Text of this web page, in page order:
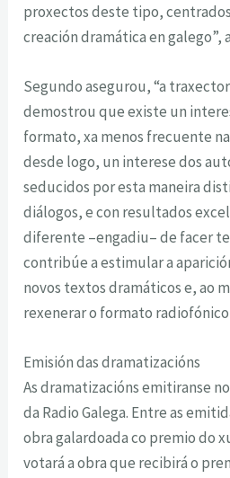
proxectos deste tipo,
creación dramática en galego”,
Segundo asegurou, “a
demostrou que existe un
formato, xa menos frecuente
desde logo, un interese dos
seducidos por esta maneira
diálogos, e con resultados
diferente –engadiu– de facer
contribúe a estimular a
novos textos dramáticos e, ao
rexenerar o formato
Emisión das dramatizacións
As dramatizacións emitiranse
da Radio Galega. Entre as
obra galardoada co premio do
votará a obra que recibirá o